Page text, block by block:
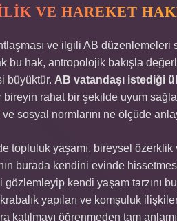
VE HAREKET
ve ilgili AB
bu hak, antropolojik bakışla
büyüktür. AB vatandaşı istediği
bireyin rahat bir şekilde uyum
sosyal normlarını ne ölçüde
topluluk yaşamı, bireysel
burada kendini evinde
kendi yaşam tarzını
yapıları ve komşuluk
katılmayı öğrenmeden tam